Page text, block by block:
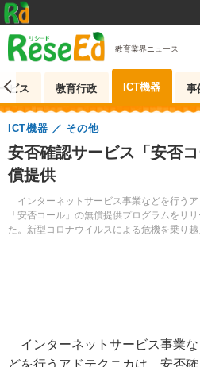
教育業界ニュース
ビス 教育行政 ICT機器 事
安否確認サービス「安否
償提供
インターネットサービス事業などを行う
「安否コール」の無償提供プログラムをリ
た。新型コロナウイルスによる危機を乗り
ICT機器 その他
インターネットサービス事業な
どを行うアドテクニカは、安否確